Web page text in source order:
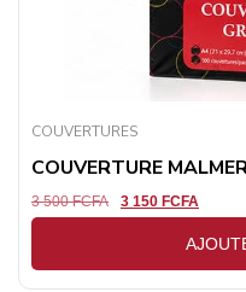
COUVERTURES
COUVERTURE
3 500FCFA 3 150 FCFA